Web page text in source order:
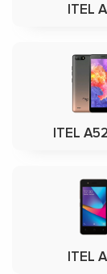
ITEL
ITEL
ITEL